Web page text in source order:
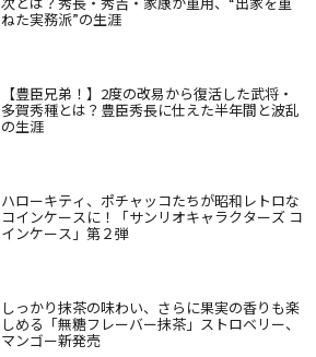
ねた実務派”の生涯
【豊臣兄弟！】2度の改易から復活した武将・
多賀秀種とは？豊臣秀長に仕えた半年間と波乱
の生涯
ハローキティ、ポチャッコたちが昭和レトロな
コインケースに！「サンリオキャラクターズ コ
インケース」第２弾
しっかり抹茶の味わい、さらに果実の香りも楽
しめる「無糖フレーバー抹茶」ストロベリー、
マンゴー新発売